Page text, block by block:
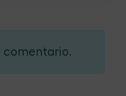
comentario.